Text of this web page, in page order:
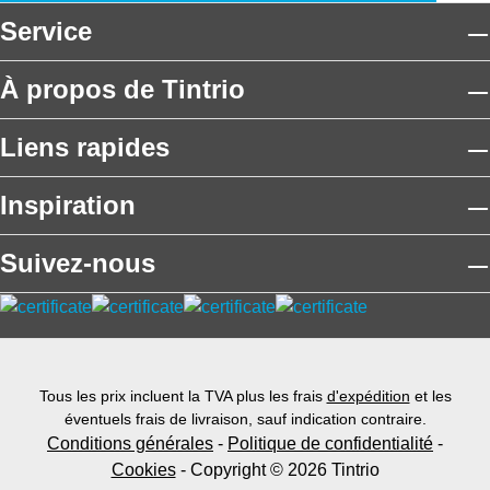
Service
À propos de Tintrio
Liens rapides
Inspiration
Suivez-nous
Tous les prix incluent la TVA plus les frais d'expédition et les
éventuels frais de livraison, sauf indication contraire.
Conditions générales - Politique de confidentialité -
Cookies- Copyright © 2026 Tintrio